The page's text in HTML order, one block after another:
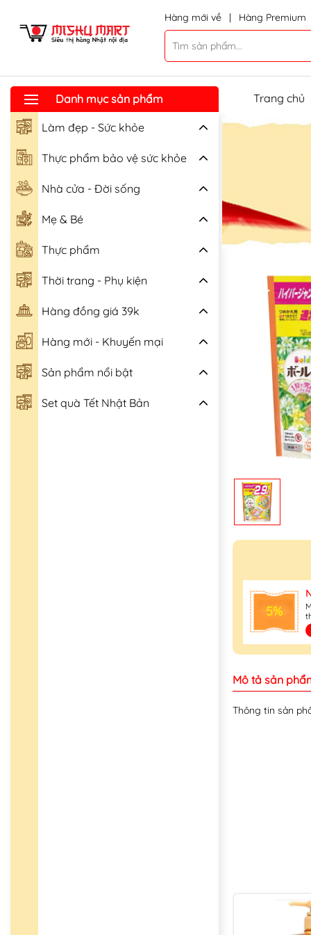
Hàng mới về | Hàng Premium
Danh mục sản phẩm
Làm đẹp - Sức khỏe
Thực phẩm bảo vệ sức khỏe
Nhà cửa - Đời sống
Mẹ & Bé
Thực phẩm
Thời trang - Phụ kiện
Hàng đồng giá 39k
Hàng mới - Khuyến mại
Sản phẩm nổi bật
Set quà Tết Nhật Bản
Trang chủ
5%
Mô tả sản
Thông tin sản